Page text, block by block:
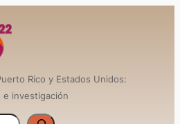
Rico y Estados Unidos:
e investigación